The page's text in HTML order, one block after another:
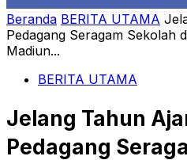
Beranda BERITA UTAMA
Pedagang Seragam Sekolah
Madiun...
BERITA UTAMA
Jelang Tahun
Pedagang